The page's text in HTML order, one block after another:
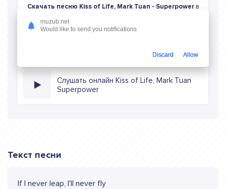
Скачать песню Kiss of Life, Mark Tuan - Superpowerв
слушать музыку в режиме онлайн
Слушать онлайн Kiss of Life, Mark Tuan
Superpower
Текст песни
If I nevеr leap, I'll never fly
muzub.net
Would like to send you notifications
Discard Allow